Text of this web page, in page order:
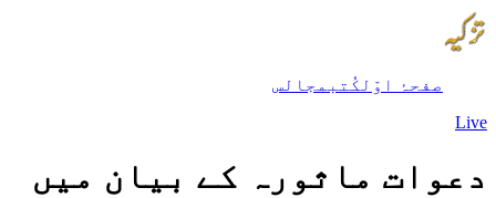
صفحۂ اوّل کُتب مجالس
Live
دعوات ماثورہ کے بیان میں